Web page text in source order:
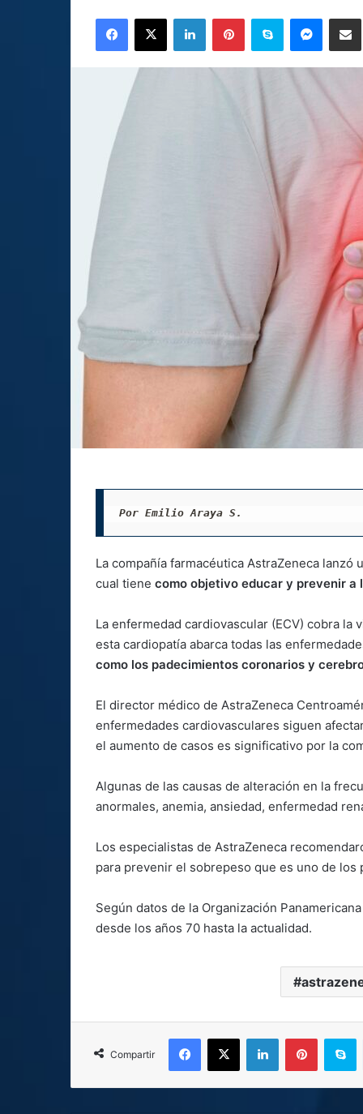
Facebook
X LinkedInPinterestSkype
Por Emilio Araya S.
La compañía farmacéutica AstraZeneca lanzó
cual tiene como objetivo educar y prevenir a
La enfermedad cardiovascular (ECV) cobra la
esta cardiopatía abarca todas las
como los padecimientos coronarios y
El director médico de AstraZeneca
enfermedades cardiovasculares siguen
el aumento de casos es significativo por la
Algunas de las causas de alteración en la
anormales, anemia, ansiedad, enfermedad
Los especialistas de AstraZeneca
para prevenir el sobrepeso que es uno de
Según datos de la Organización
desde los años 70 hasta la actualidad.
Compartir
Facebook
X LinkedInPinterest